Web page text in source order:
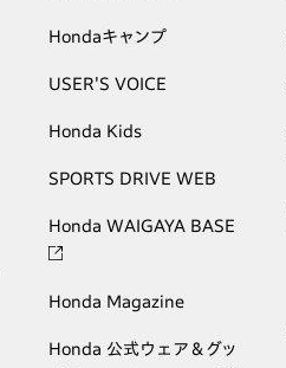
Hondaキャンプ
USER'S VOICE
Honda Kids
SPORTS DRIVE WEB
Honda WAIGAYA BASE
Honda Magazine
Honda 公式ウェア＆グッ